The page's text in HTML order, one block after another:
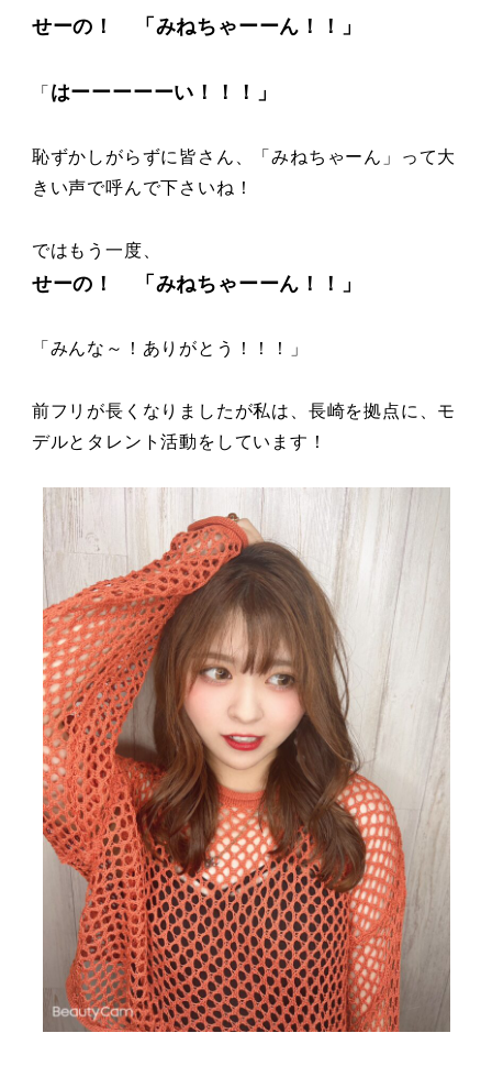
せーの！ 「みねちゃーーん！！」
「はーーーーーい！！！」
恥ずかしがらずに皆さん、「みねちゃーん」って大
きい声で呼んで下さいね！
ではもう一度、
せーの！ 「みねちゃーーん！！」
「みんな～！ありがとう！！！」
前フリが長くなりましたが私は、長崎を拠点に、モ
デルとタレント活動をしています！